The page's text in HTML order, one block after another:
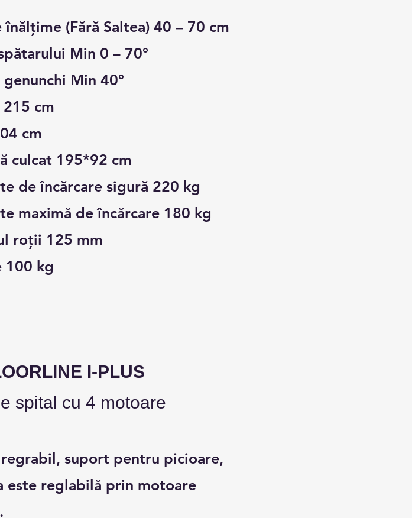
înălțime (Fără Saltea) 40 – 70 cm
Min 0 – 70°
genunchi Min 40°
cm
cm
culcat 195*92 cm
de încărcare sigură 220 kg
maximă de încărcare 180 kg
roții 125 mm
100 kg
I-PLUS
spital cu 4 motoare
regrabil, suport pentru picioare,
este reglabilă prin motoare